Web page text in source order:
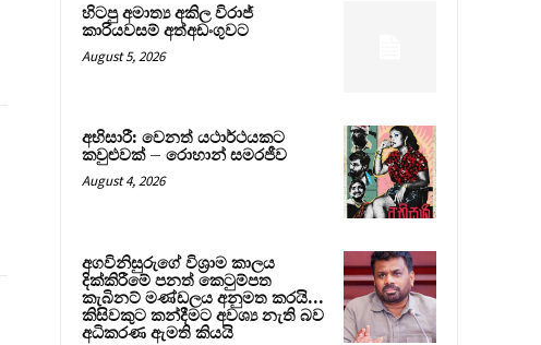
හිටපු අමාත්‍ය අකිල විරාජ්
කාරියවසම් අත්අඩංගුවට
August 5, 2026
අභිසාරී: වෙනත් යථාර්ථයකට
කවුළුවක් – රොහාන් සමරජීව
August 4, 2026
අගවිනිසුරුගේ විශ්‍රාම කාලය
දික්කිරීමේ පනත් කෙටුම්පත
කැබිනට් මණ්ඩලය අනුමත කරයි…
කිසිවකුට කන්දීමට අවශ්‍ය නැති බව
අධිකරණ ඇමති කියයි